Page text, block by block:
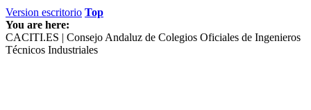
Version escritorio Top
You are here:
CACITI.ES | Consejo Andaluz de Colegios Oficiales de Ingenieros
Técnicos Industriales